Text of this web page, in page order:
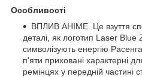
Особливості
ВПЛИВ АНІМЕ. Це взуття
деталі, як логотип Laser Blue
символізують енергію
п'яти приховані характерні
ремінцях у передній частині